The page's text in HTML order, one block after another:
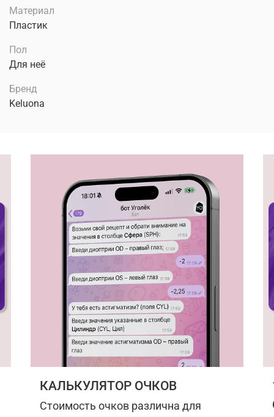
Материал
Пластик
Пол
Для неё
Бренд
Keluona
КАЛЬКУЛЯТОР ОЧКОВ
Стоимость очков различна для